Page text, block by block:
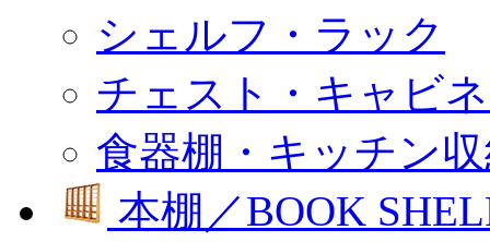
シェルフ・ラック
チェスト・キャビ
食器棚・キッチン
本棚／BOOK